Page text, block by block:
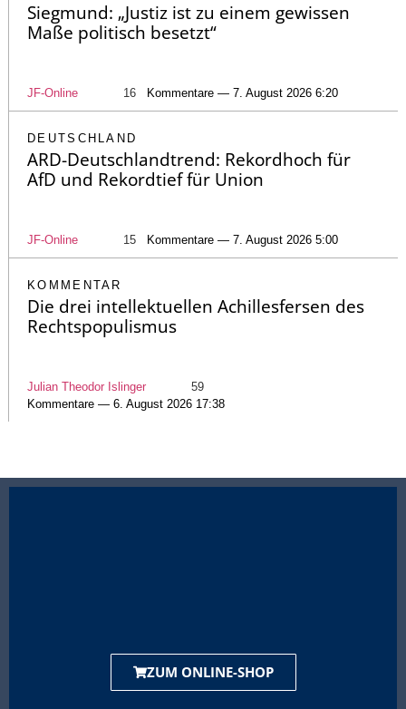
Siegmund: „Justiz ist zu einem gewissen
Maße politisch besetzt“
JF-Online 16 Kommentare — 7. August 2026 6:20
DEUTSCHLAND
ARD-Deutschlandtrend: Rekordhoch für
AfD und Rekordtief für Union
JF-Online 15 Kommentare — 7. August 2026 5:00
KOMMENTAR
Die drei intellektuellen Achillesfersen des
Rechtspopulismus
Julian Theodor Islinger
59
Kommentare — 6. August 2026 17:38
ZUM ONLINE-SHOP